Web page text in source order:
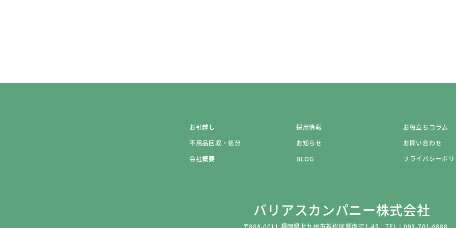
お引越し
不用品回収・処分
会社概要
採用情報
お知らせ
BLOG
お役立ちコラム
お問い合わせ
プライバシーポ
バリアスカンパニー株式会社
〒808-0011 福岡県北九州市若松区響南町1-45 TEL：093-701-6888